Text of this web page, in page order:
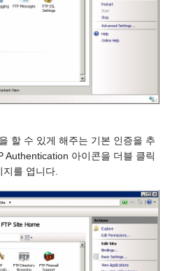
할 수 있게 해주는 기본 인증을 추
Authentication 아이콘을 더블 클릭
지를 엽니다.